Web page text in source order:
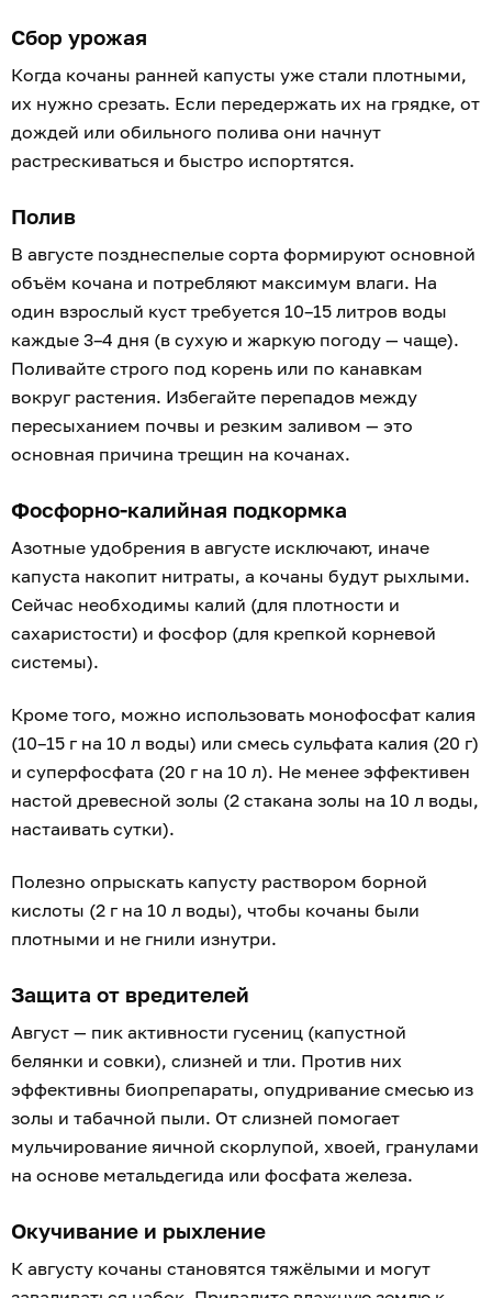
Сбор урожая
Когда кочаны ранней капусты уже стали плотными,
их нужно срезать. Если передержать их на грядке, от
дождей или обильного полива они начнут
растрескиваться и быстро испортятся.
Полив
В августе позднеспелые сорта формируют основной
объём кочана и потребляют максимум влаги. На
один взрослый куст требуется 10–15 литров воды
каждые 3–4 дня (в сухую и жаркую погоду — чаще).
Поливайте строго под корень или по канавкам
вокруг растения. Избегайте перепадов между
пересыханием почвы и резким заливом — это
основная причина трещин на кочанах.
Фосфорно-калийная подкормка
Азотные удобрения в августе исключают, иначе
капуста накопит нитраты, а кочаны будут рыхлыми.
Сейчас необходимы калий (для плотности и
сахаристости) и фосфор (для крепкой корневой
системы).
Кроме того, можно использовать монофосфат калия
(10–15 г на 10 л воды) или смесь сульфата калия (20 г)
и суперфосфата (20 г на 10 л). Не менее эффективен
настой древесной золы (2 стакана золы на 10 л воды,
настаивать сутки).
Полезно опрыскать капусту раствором борной
кислоты (2 г на 10 л воды), чтобы кочаны были
плотными и не гнили изнутри.
Защита от вредителей
Август — пик активности гусениц (капустной
белянки и совки), слизней и тли. Против них
эффективны биопрепараты, опудривание смесью из
золы и табачной пыли. От слизней помогает
мульчирование яичной скорлупой, хвоей, гранулами
на основе метальдегида или фосфата железа.
Окучивание и рыхление
К августу кочаны становятся тяжёлыми и могут